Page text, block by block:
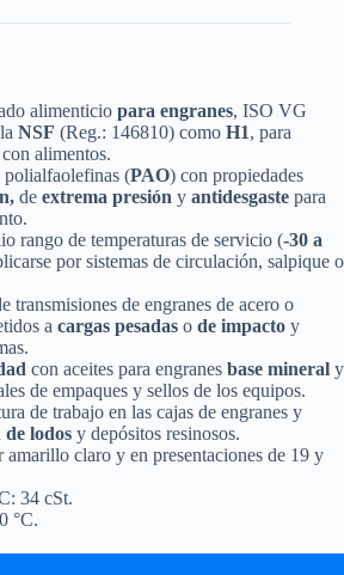
alimenticio para engranes, ISO VG
NSF (Reg.: 146810) como H1, para
alimentos.
polialfaolefinas (PAO) con propiedades
de extrema presión y antidesgaste para
rango de temperaturas de servicio (-30 a
por sistemas de circulación, salpique o
transmisiones de engranes de acero o
a cargas pesadas o de impacto y
con aceites para engranes base mineral y
de empaques y sellos de los equipos.
de trabajo en las cajas de engranes y
lodos y depósitos resinosos.
claro y en presentaciones de 19 y
34 cSt.
°C.